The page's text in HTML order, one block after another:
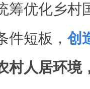
筹优化乡村
件短板， 创
村人居环境